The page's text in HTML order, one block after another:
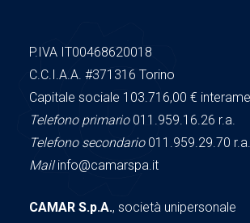
P.IVA IT00468620018
C.C.I.A.A. #371316 Torino
Capitale sociale 103.716,00 €
Telefono primario011.959.16.26 r.a.
Telefono secondario011.959.29.70 r.a.
Mailinfo@camarspa.it
CAMAR S.p.A., società unipersonale